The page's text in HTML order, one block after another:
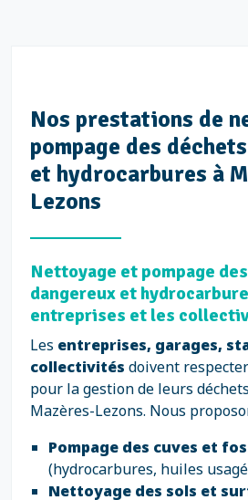
Nos prestations de
pompage des
et hydrocarbures à
Lezons
Nettoyage et pompage
dangereux et
entreprises et les
Les entreprises, garages,
collectivités doivent
pour la gestion de leurs
Mazères-Lezons. Nous
Pompage des cuves et
(hydrocarbures, huiles
Nettoyage des sols et